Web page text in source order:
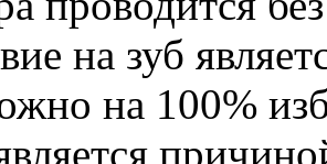
на зуб
на 100%